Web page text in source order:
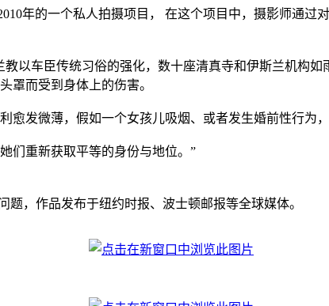
年的一个私人拍摄项目， 在这个项目中，摄影师通过
以车臣传统习俗的强化，数十座清真寺和伊斯兰机构
罩而受到身体上的伤害。
发微薄，假如一个女孩儿吸烟、或者发生婚前性行为
们重新获取平等的身份与地位。”
题，作品发布于纽约时报、波士顿邮报等全球媒体。